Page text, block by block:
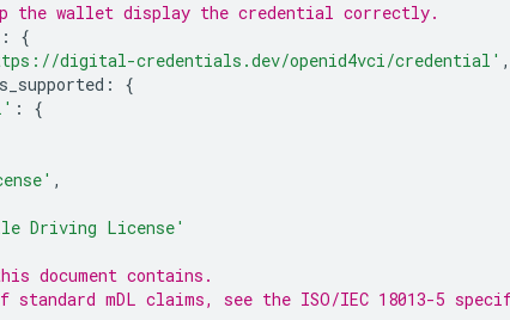
the wallet display the credential correctly.
:
{
digital-credentials.dev/openid4vci/credential' ,
:
{
:
{
,
Driving License'
document contains.
mDL claims, see the ISO/IEC 18013-5